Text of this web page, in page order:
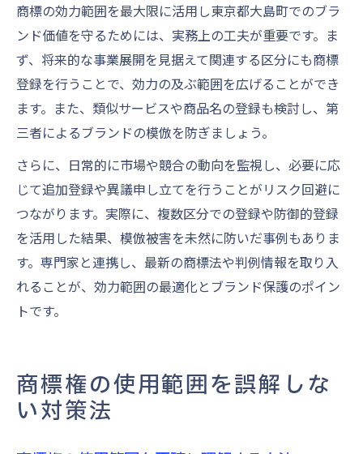
商標の効力範囲を最大限に活用し東京都大島町でのブラ
ンド価値を守るためには、実務上の工夫が重要です。ま
ず、将来的な事業展開を見据えて関連する区分にも商標
登録を行うことで、効力の及ぶ範囲を広げることができ
ます。また、類似サービスや商品名の登録も検討し、第
三者によるブランドの模倣を防ぎましょう。
さらに、日常的に市場や競合の動向を監視し、必要に応
じて追加登録や異議申し立てを行うことがリスク回避に
つながります。実際に、複数区分での登録や防御的登録
を活用した結果、模倣被害を未然に防いだ事例もありま
す。専門家と連携し、最新の商標法や判例情報を取り入
れることが、効力範囲の最適化とブランド保護のポイン
トです。
商標権の使用範囲を誤解しな
い対策法